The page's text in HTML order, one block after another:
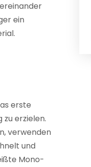
ein
erste
erzielen.
verwenden
und
Mono-